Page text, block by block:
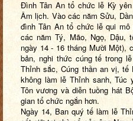
Đình Tân An tổ chức lễ Kỳ
Âm lịch. Vào các năm Sửu,
đình Tân An tổ chức lễ qui
các năm Tý, Mão, Ngọ, Dậu,
ngày 14 - 16 tháng Mười Một),
bản, nghi thức cúng tế trong
Thỉnh sắc, Cúng thần an vị,
không làm lễ Thỉnh sanh,
Tôn vương và diễn tuồng hát
gian tổ chức ngắn hơn.
Ngày 14, Ban quý tế làm lễ